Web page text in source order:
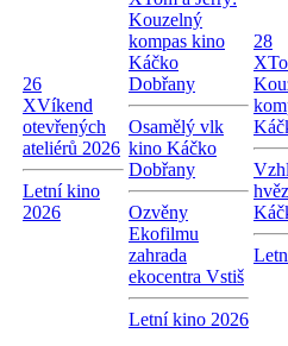
26
XVíkend
otevřených
ateliérů 2026
Letní kino
2026
Kouzelný
kompas kino
Káčko
Dobřany
Osamělý vlk
kino Káčko
Dobřany
Ozvěny
Ekofilmu
zahrada
ekocentra Vstiš
Letní kino 2026
28
X